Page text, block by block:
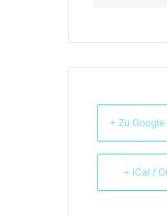
+ Zu
+ iCal /